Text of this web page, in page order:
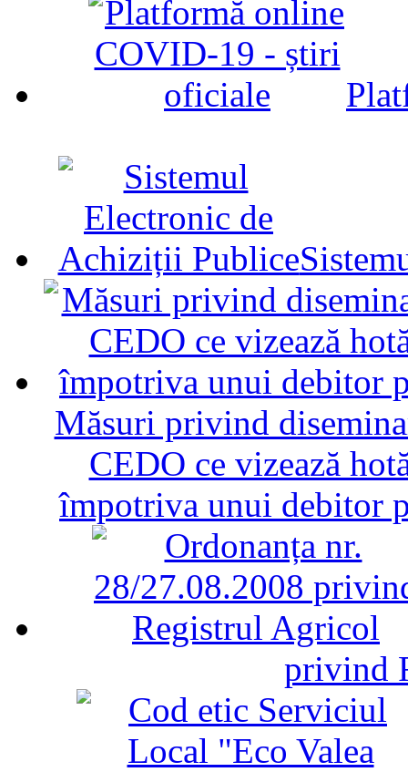
Măsuri privind
CEDO ce vizează
împotriva unui debitor
privind